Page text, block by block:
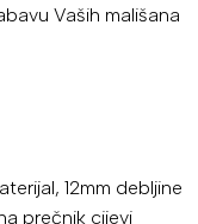
Vaših mališana
12mm debljine
prečnik cijevi